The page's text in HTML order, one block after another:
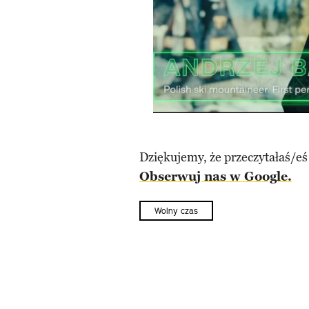
Dziękujemy, że przeczytałaś/
Obserwuj nas w Google.
Wolny czas